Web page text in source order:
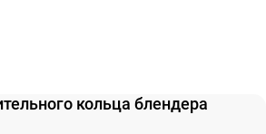
кольца блендера